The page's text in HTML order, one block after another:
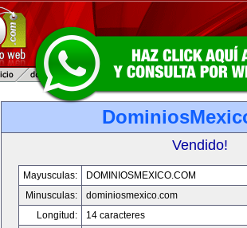
Vendido!
Mayusculas:
DOMINIOSMEXICO.COM
Minusculas:
dominiosmexico.com
Longitud:
14 caracteres